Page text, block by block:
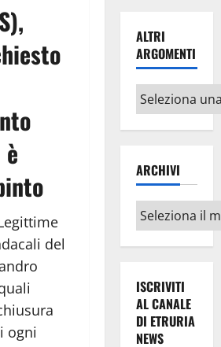
del
ogni
ALTRI
ARGOMENTI
Altri
argomenti
ARCHIVI
Archivi
ISCRIVITI
AL CANALE
DI ETRURIA
NEWS